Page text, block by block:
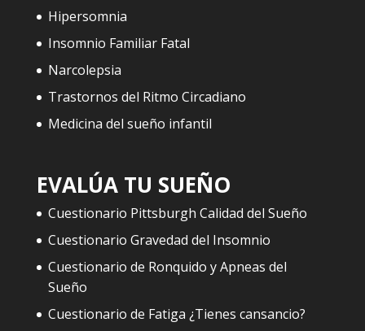
Hipersomnia
Insomnio Familiar Fatal
Narcolepsia
Trastornos del Ritmo Circadiano
Medicina del sueño infantil
EVALÚA TU SUEÑO
Cuestionario Pittsburgh Calidad del Sueño
Cuestionario Gravedad del Insomnio
Cuestionario de Ronquido y Apneas del
Sueño
Cuestionario de Fatiga ¿Tienes cansancio?